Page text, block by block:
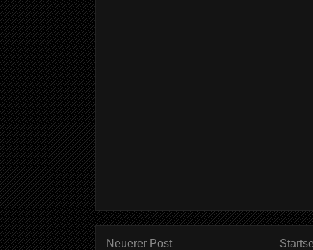
Neuerer Post